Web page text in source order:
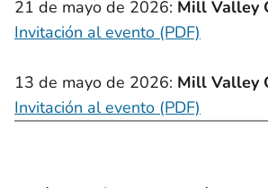
21 de mayo de 2026: Mill Valley
Invitación al evento (PDF)
13 de mayo de 2026: Mill Valley
Invitación al evento (PDF)